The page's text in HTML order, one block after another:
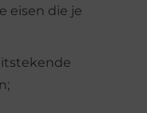
eisen die je